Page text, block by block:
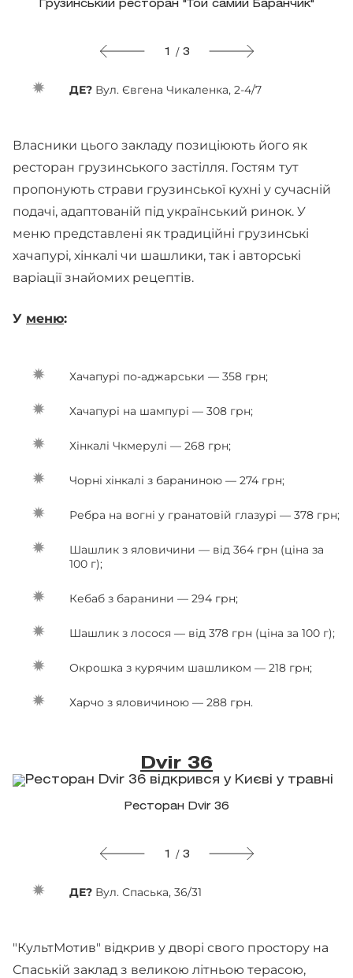
Грузинський ресторан "Той самий Баранчик"
1 / 3
ДЕ? Вул. Євгена Чикаленка, 2-4/7
Власники цього закладу позиціюють його як
ресторан грузинського застілля. Гостям тут
пропонують страви грузинської кухні у сучасній
подачі, адаптованій під український ринок. У
меню представлені як традиційні грузинські
хачапурі, хінкалі чи шашлики, так і авторські
варіації знайомих рецептів.
У меню:
Хачапурі по-аджарськи — 358 грн;
Хачапурі на шампурі — 308 грн;
Хінкалі Чкмерулі — 268 грн;
Чорні хінкалі з бараниною — 274 грн;
Ребра на вогні у гранатовій глазурі — 378 грн;
Шашлик з яловичини — від 364 грн (ціна за
100 г);
Кебаб з баранини — 294 грн;
Шашлик з лосося — від 378 грн (ціна за 100 г);
Окрошка з курячим шашликом — 218 грн;
Харчо з яловичиною — 288 грн.
Dvir 36
Ресторан Dvir 36
1 / 3
ДЕ? Вул. Спаська, 36/31
"КультМотив" відкрив у дворі свого простору на
Спаській заклад з великою літньою терасою,